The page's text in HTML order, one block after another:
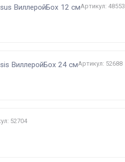
ВиллеройБох 12 смАртикул: 48553
ВиллеройБох 24 смАртикул: 52688
52704